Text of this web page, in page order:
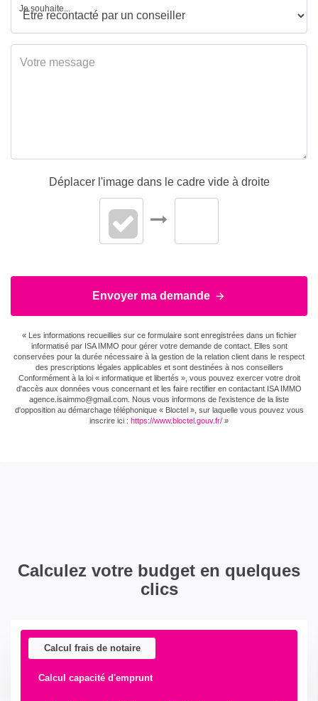
Je souhaite...
Déplacer l'image dans le cadre vide à droite
Envoyer ma demande
« Les informations recueillies sur ce formulaire sont enregistrées dans un fichier
informatisé par ISA IMMO pour gérer votre demande de contact. Elles sont
conservées pour la durée nécessaire à la gestion de la relation client dans le respect
des prescriptions légales applicables et sont destinées à nos conseillers
Conformément à la loi « informatique et libertés », vous pouvez exercer votre droit
d'accès aux données vous concernant et les faire rectifier en contactant ISA IMMO
agence.isaimmo@gmail.com . Nous vous informons de l'existence de la liste
d'opposition au démarchage téléphonique « Bloctel », sur laquelle vous pouvez vous
inscrire ici : https://www.bloctel.gouv.fr/ »
Calculez votre budget en quelques
clics
Calcul frais de notaire
Calcul capacité d'emprunt